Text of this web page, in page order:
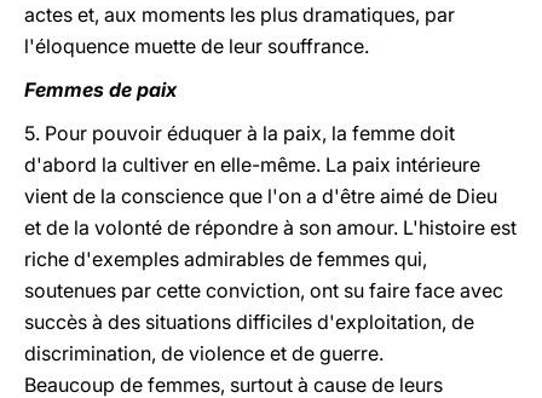
actes et, aux moments les plus dramatiques, par
l'éloquence muette de leur souffrance.
Femmes de paix
5. Pour pouvoir éduquer à la paix, la femme doit
d'abord la cultiver en elle-même. La paix intérieure
vient de la conscience que l'on a d'être aimé de Dieu
et de la volonté de répondre à son amour. L'histoire est
riche d'exemples admirables de femmes qui,
soutenues par cette conviction, ont su faire face avec
succès à des situations difficiles d'exploitation, de
discrimination, de violence et de guerre.
Beaucoup de femmes, surtout à cause de leurs